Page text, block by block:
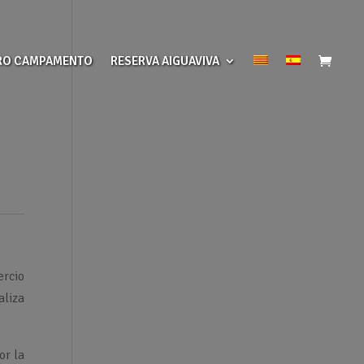
CAMPAMENTO RESERVA AIGUAVIVA
la